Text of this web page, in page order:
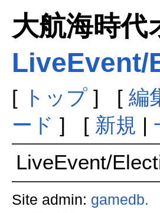
大航海時
LiveEvent/
[ トップ] [ 編
ード ] [ 新規 |
LiveEvent/
Site admin: gamedb.